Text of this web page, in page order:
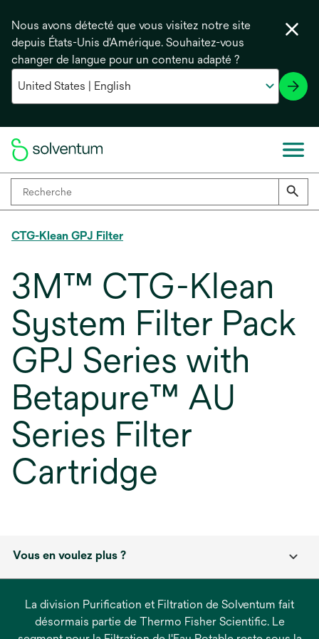
Nous avons détecté que vous visitez notre site
depuis États-Unis d'Amérique. Souhaitez-vous
changer de langue pour un contenu adapté ?
CTG-Klean GPJ Filter
3M™ CTG-Klean
System Filter Pack
GPJ Series with
Betapure™ AU
Series Filter
Cartridge
Vous en voulez plus ?
La division Purification et Filtration de Solventum fait
désormais partie de Thermo Fisher Scientific. Le